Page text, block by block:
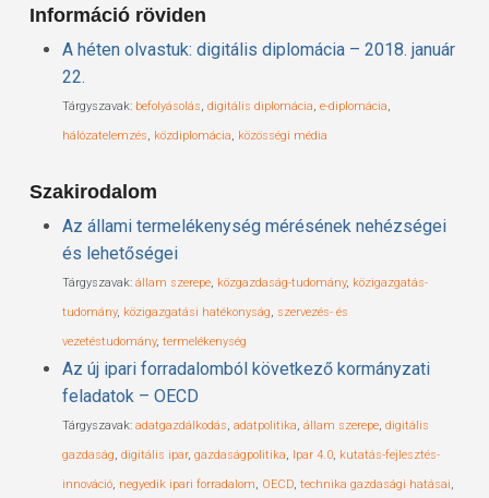
Információ röviden
A héten olvastuk: digitális diplomácia – 2018. január
22.
Tárgyszavak: befolyásolás, digitális diplomácia, e-diplomácia,
hálózatelemzés, közdiplomácia, közösségi média
Szakirodalom
Az állami termelékenység mérésének nehézségei
és lehetőségei
Tárgyszavak: állam szerepe, közgazdaság-tudomány, közigazgatás-
tudomány, közigazgatási hatékonyság, szervezés- és
vezetéstudomány, termelékenység
Az új ipari forradalomból következő kormányzati
feladatok – OECD
Tárgyszavak: adatgazdálkodás, adatpolitika, állam szerepe, digitális
gazdaság, digitális ipar, gazdaságpolitika, Ipar 4.0, kutatás-fejlesztés-
innováció, negyedik ipari forradalom, OECD, technika gazdasági hatásai,